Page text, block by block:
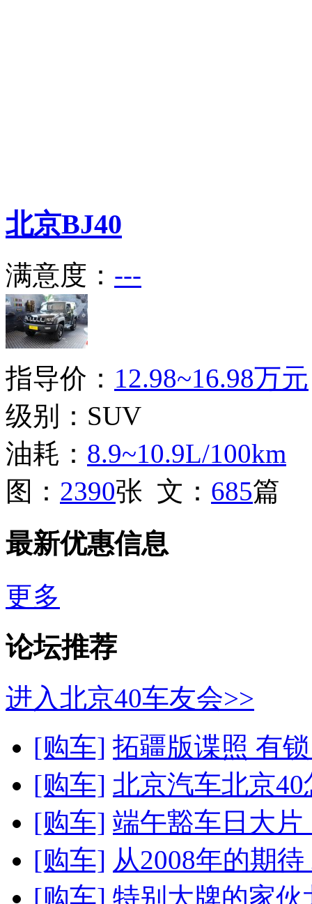
北京BJ40
满意度： ---
指导价： 12.98~16.98万元
级别：SUV
油耗： 8.9~10.9L/100km
图： 2390张 文： 685篇
最新优惠信息
更多
论坛推荐
进入北京40车友会>>
[购车] 拓疆版谍照 有
[购车] 北京汽车北京
[购车] 端午豁车日大
[购车] 从2008年的期
[购车] 特别大牌的家伙